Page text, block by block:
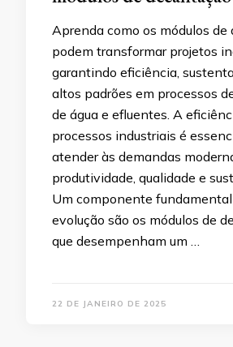
Aprenda como os módulos de
podem transformar projetos
garantindo eficiência,
altos padrões em processos
de água e efluentes. A
processos industriais é
atender às demandas
produtividade, qualidade e
Um componente
evolução são os módulos de
que desempenham um …
22 DE JANEIRO DE 2025